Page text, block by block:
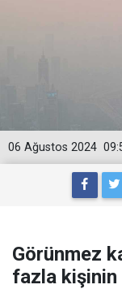
06 Ağustos 2024
Görünmez
fazla kişinin